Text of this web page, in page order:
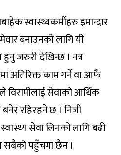
स्वास्थ्यकर्मीहरु इमान्दार
बनाउनको लागि यी
जरुरी देखिन्छ । नत्र
अतिरिक्त काम गर्ने वा आफैं
विरामीलाई सेवाको आर्थिक
रहिरहने छ । निजी
सेवा लिनको लागि बढी
सबैको पहुँचमा छैन ।